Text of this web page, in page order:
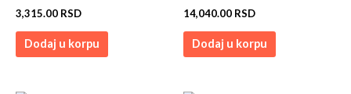
3,315.00 RSD
Dodaj u korpu
14,040.00 RSD
Dodaj u korpu